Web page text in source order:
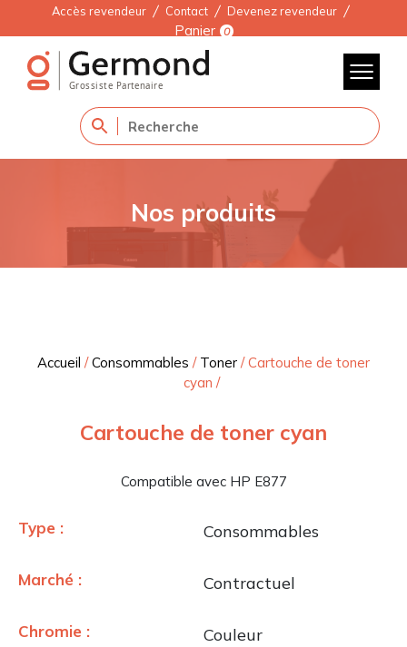
Accès revendeur Contact Devenez revendeur
Panier 0
Nos produits
Accueil /Consommables / Toner /Cartouche de toner
cyan /
Cartouche de toner cyan
Compatible avec HP E877
Type : Consommables
Marché : Contractuel
Chromie : Couleur